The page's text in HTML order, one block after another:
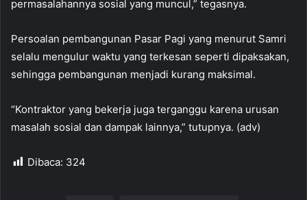
permasalahannya sosial yang muncul,” tegasnya.
Persoalan pembangunan Pasar Pagi yang menurut Samri
selalu mengulur waktu yang terkesan seperti dipaksakan,
sehingga pembangunan menjadi kurang maksimal.
“Kontraktor yang bekerja juga terganggu karena urusan
masalah sosial dan dampak lainnya,” tutupnya. (adv)
Dibaca: 324